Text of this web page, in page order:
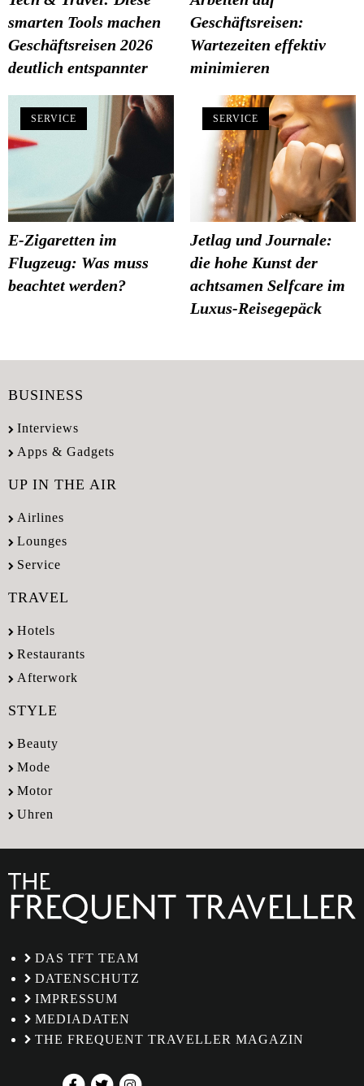
smarten Tools machen
Geschäftsreisen 2026
deutlich entspannter
Geschäftsreisen:
Wartezeiten effektiv
minimieren
SERVICE
E-Zigaretten im
Flugzeug: Was muss
beachtet werden?
SERVICE
Jetlag und Journale:
die hohe Kunst der
achtsamen Selfcare im
Luxus-Reisegepäck
BUSINESS
Interviews
Apps & Gadgets
UP IN THE AIR
Airlines
Lounges
Service
TRAVEL
Hotels
Restaurants
Afterwork
STYLE
Beauty
Mode
Motor
Uhren
DAS TFT TEAM
DATENSCHUTZ
IMPRESSUM
MEDIADATEN
THE FREQUENT TRAVELLER MAGAZIN